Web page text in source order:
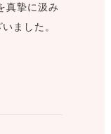
真摯に汲み
ました。